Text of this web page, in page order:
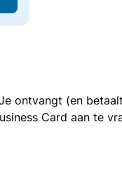
ontvangt (en
Card aan te